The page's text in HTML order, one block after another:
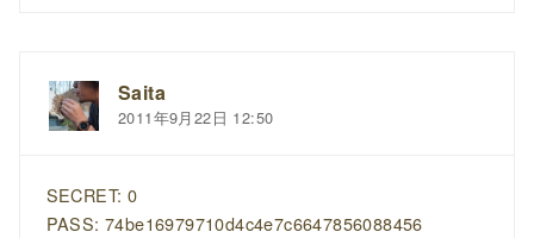
Saita
2011年9月22日 12:50
SECRET: 0
PASS: 74be16979710d4c4e7c6647856088456